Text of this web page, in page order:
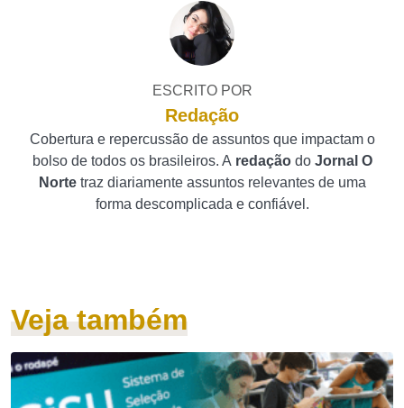
ESCRITO POR
Redação
Cobertura e repercussão de assuntos que impactam o
bolso de todos os brasileiros. A redação do Jornal O
Norte traz diariamente assuntos relevantes de uma
forma descomplicada e confiável.
Veja também